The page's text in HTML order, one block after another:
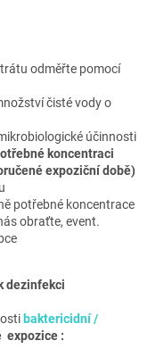
odměřte pomocí
čisté vody o
účinnosti
koncentraci
expoziční době)
potřebné koncentrace
obraťte, event.
dezinfekci
baktericidní /
expozice :